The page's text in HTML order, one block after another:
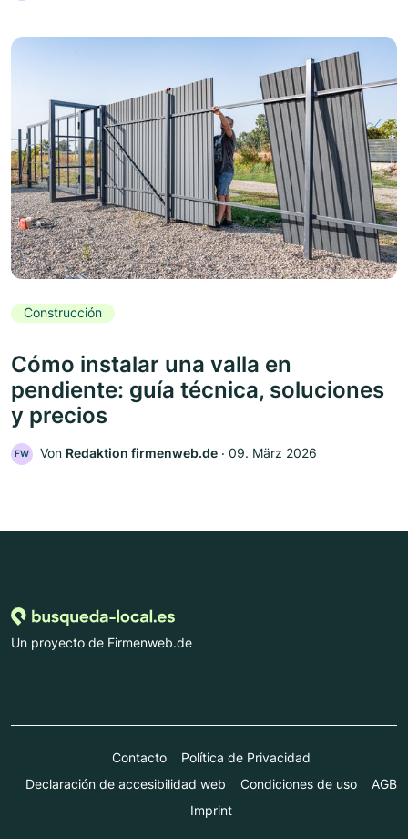
Construcción
Cómo instalar una valla en
pendiente: guía técnica, soluciones
y precios
FW Von Redaktion firmenweb.de ‧ 09. März 2026
Un proyecto de Firmenweb.de
Contacto
Política de Privacidad
Declaración de accesibilidad web
Condiciones de uso
AGB
Imprint